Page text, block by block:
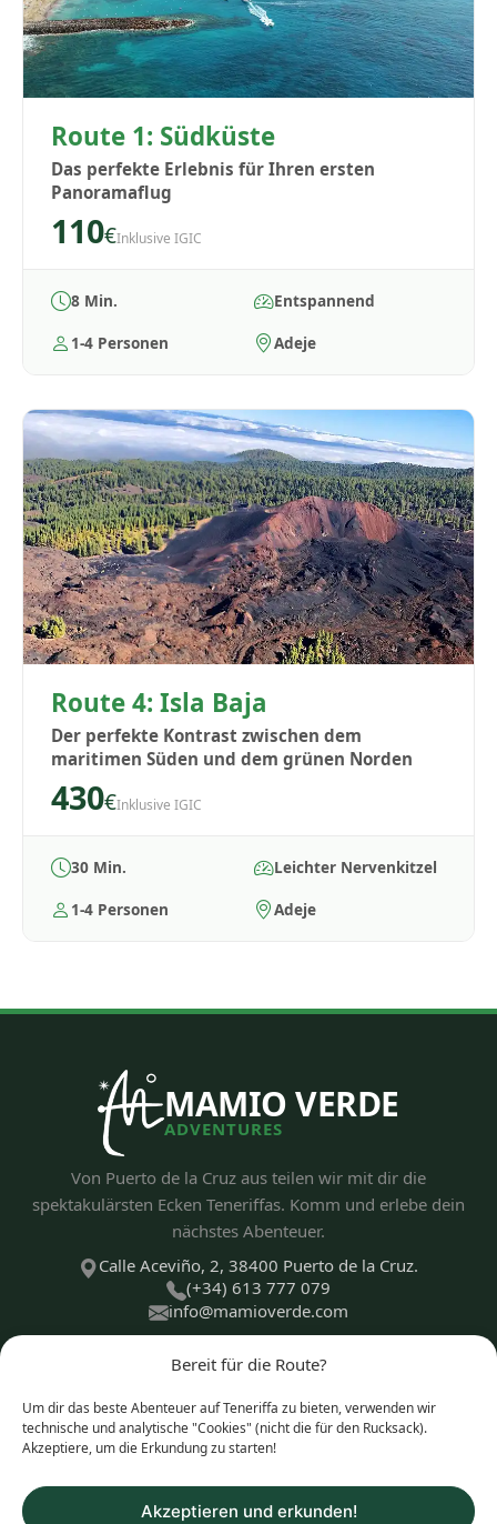
Bereit für die Route?
Um dir das beste Abenteuer auf Teneriffa zu bieten, verwenden wir
technische und analytische "Cookies" (nicht die für den Rucksack).
Akzeptiere, um die Erkundung zu starten!
Akzeptieren und erkunden!
Route 1: Südküste
Das perfekte Erlebnis für Ihren ersten
Panoramaflug
110€Inklusive IGIC
8 Min.
Entspannend
1-4 Personen
Adeje
Route 4: Isla Baja
Der perfekte Kontrast zwischen dem
maritimen Süden und dem grünen Norden
430€Inklusive IGIC
30 Min.
Leichter Nervenkitzel
1-4 Personen
Adeje
MAMIO VERDE
ADVENTURES
Von Puerto de la Cruz aus teilen wir mit dir die
spektakulärsten Ecken Teneriffas. Komm und erlebe dein
nächstes Abenteuer.
Calle Aceviño, 2, 38400 Puerto de la Cruz.
(+34) 613 777 079
info@mamioverde.com
ENTDECKEN